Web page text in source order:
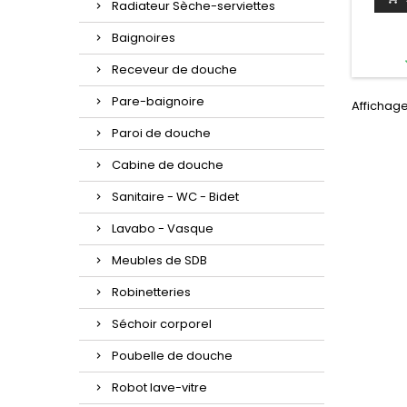
Radiateur Sèche-serviettes
Baignoires
Receveur de douche
Pare-baignoire
Paroi de douche
Cabine de douche
Sanitaire - WC - Bidet
Lavabo - Vasque
Meubles de SDB
Robinetteries
Séchoir corporel
Poubelle de douche
Robot lave-vitre
x21,5
cm
kg
de
si